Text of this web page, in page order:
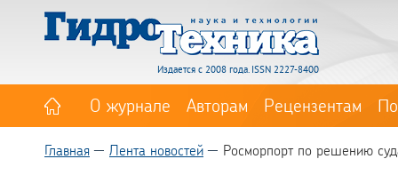
Издается с 2008 года. ISSN 2227-8400
О журнале Авторам Рецензентам
Главная Лента новостей Росморпорт по решению